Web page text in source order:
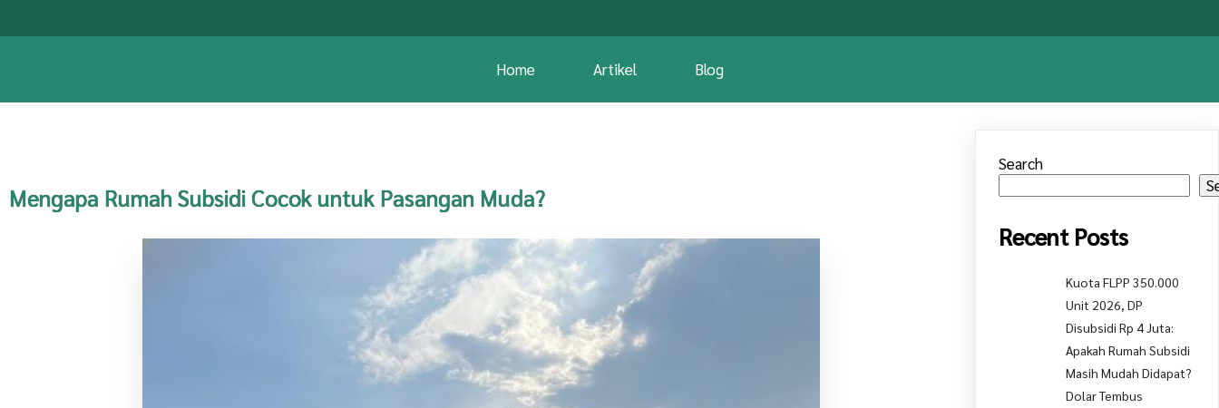
Home Artikel Blog
Mengapa Rumah Subsidi Cocok untuk Pasangan Muda?
Search
Recent Posts
Kuota FLPP 350.000
Unit 2026, DP
Disubsidi Rp 4 Juta:
Apakah Rumah Subsidi
Masih Mudah Didapat?
Dolar Tembus